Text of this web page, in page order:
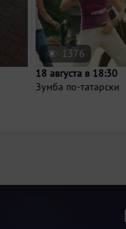
1376
18 августа в 18:30
Зумба по-татарски